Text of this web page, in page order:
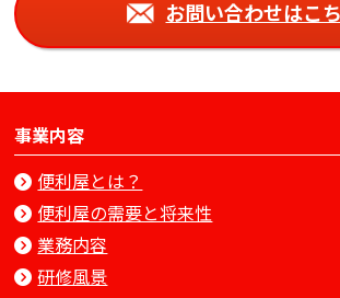
お問い合わせはこ
事業内容
便利屋とは？
便利屋の需要と将来性
業務内容
研修風景